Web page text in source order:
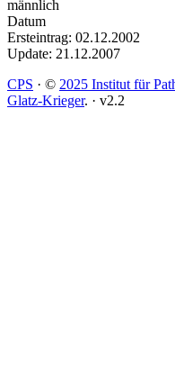
männlich
Datum
Ersteintrag: 02.12.2002
Update: 21.12.2007
CPS · © 2025 Institut für
Glatz-Krieger. · v2.2